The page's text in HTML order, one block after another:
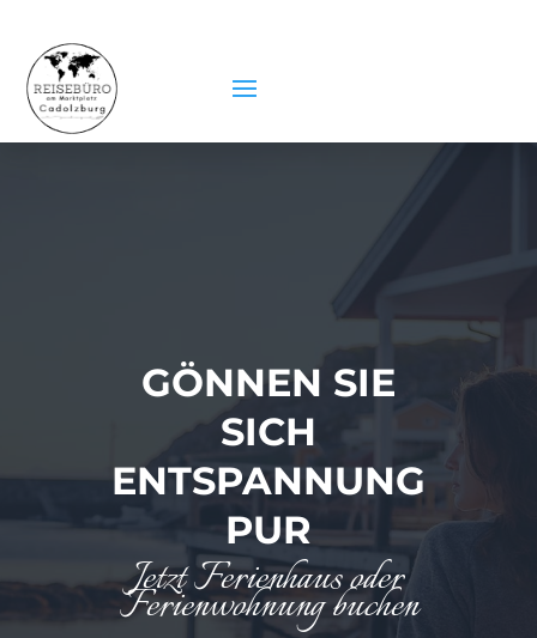
GÖNNEN SIE
SICH
ENTSPANNUNG
PUR
Jetzt Ferienhaus oder
Ferienwohnung buchen